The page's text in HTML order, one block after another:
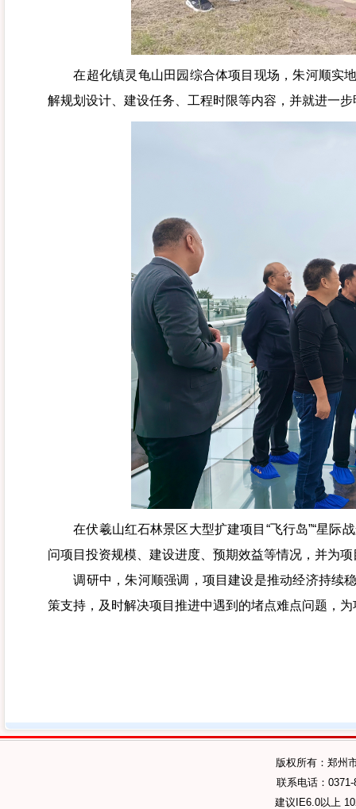
在超化镇灵龟山田园综合体项目现场，朱河顺实地
解规划设计、建设任务、工程时限等内容，并就进一
在伏羲山红石林景区大型扩建项目“飞行岛”“星际
问项目投资规模、建设进度、预期效益等情况，并为
调研中，朱河顺强调，项目建设是推动经济持续稳
策支持，及时解决项目推进中遇到的堵点难点问题，
版权所有：郑州
联系电话：
建议IE6.0以上